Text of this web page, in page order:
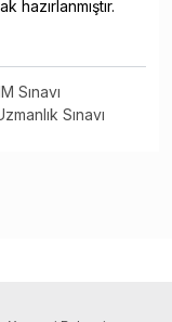
hazırlanmıştır.
Sınavı
Sınavı